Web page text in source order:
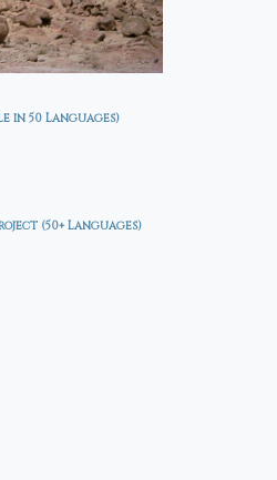
in 50 Languages)
(50+ Languages)